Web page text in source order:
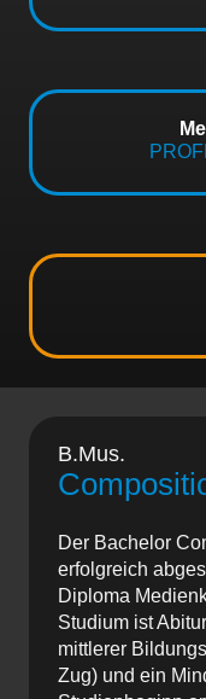
B.Mus.
Der Bachelor
erfolgreich
Diploma
Studium ist
mittlerer
Zug) und ein